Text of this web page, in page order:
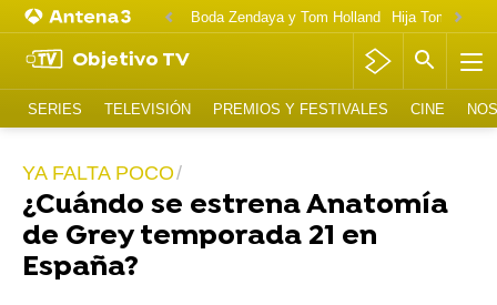
Boda Zendaya y Tom Holland Hija Tom
Objetivo TV
SERIES TELEVISIÓN PREMIOS Y FESTIVALES CINE
YA FALTA POCO
¿Cuándo se estrena Anatomía
de Grey temporada 21 en
España?